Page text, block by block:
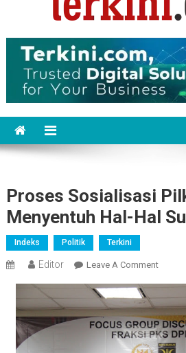
Proses Sosialisasi
Menyentuh Hal-Hal
Indeks Politik Terkini
Editor Leave A CommentOn
Belum